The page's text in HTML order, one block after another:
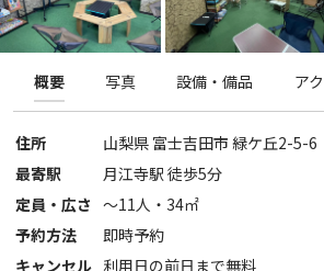
概要 写真 設備・備品 ア
住所 山梨県 富士吉田市 緑ケ丘2-5-6
最寄駅
月江寺駅 徒歩5分
定員・広さ 〜11 人・ 34㎡
予約方法
即時予約
キャンセル 利用日の前日まで無料